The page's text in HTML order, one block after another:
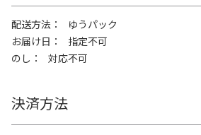
配送方法
ゆうパック
お届け日
指定不可
のし
対応不可
決済方法